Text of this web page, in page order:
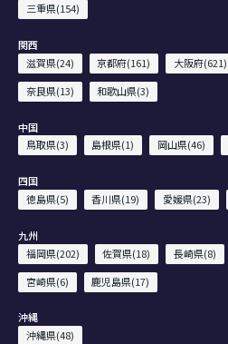
三重県(154)
関西
滋賀県(24)
京都府(161) 大阪府(621)
奈良県(13)
和歌山県(3)
中国
鳥取県(3)
島根県(1) 岡山県(46)
四国
徳島県(5)
香川県(19) 愛媛県(23)
九州
福岡県(202)
佐賀県(18) 長崎県(8)
宮崎県(6)
鹿児島県(17)
沖縄
沖縄県(48)